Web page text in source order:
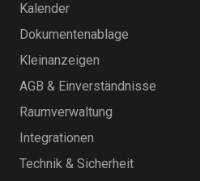
Kalender
Dokumentenablage
Kleinanzeigen
AGB & Einverständnisse
Raumverwaltung
Integrationen
Technik & Sicherheit